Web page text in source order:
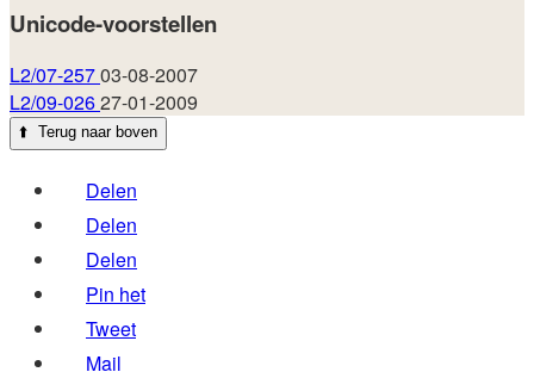
Unicode-voorstellen
L2/07-25703-08-2007
L2/09-02627-01-2009
⬆️ Terug naar boven
Delen
Delen
Delen
Pin het
Tweet
Mail